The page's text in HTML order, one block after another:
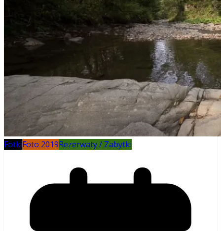
FotkiFoto 2019Rezerwaty / Zabytki